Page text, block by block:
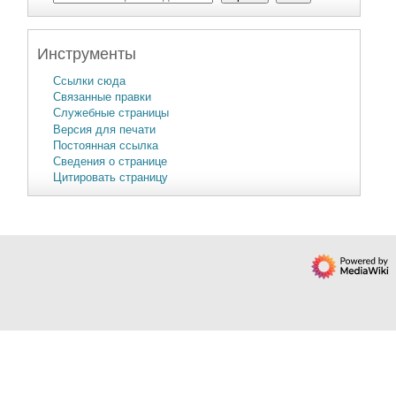
Инструменты
Ссылки сюда
Связанные правки
Служебные страницы
Версия для печати
Постоянная ссылка
Сведения о странице
Цитировать страницу